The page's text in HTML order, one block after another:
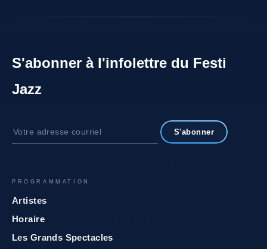
S'abonner à l'infolettre du Festi
Jazz
S'abonner
PROGRAMMATION
Artistes
Horaire
Les Grands Spectacles